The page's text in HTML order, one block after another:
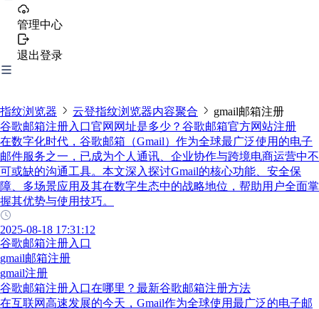
管理中心
退出登录
指纹浏览器 云登指纹浏览器内容聚合
gmail邮箱注册
谷歌邮箱注册入口官网网址是多少？谷歌邮箱官方网站注册
在数字化时代，谷歌邮箱（Gmail）作为全球最广泛使用的电子
邮件服务之一，已成为个人通讯、企业协作与跨境电商运营中不
可或缺的沟通工具。本文深入探讨Gmail的核心功能、安全保
障、多场景应用及其在数字生态中的战略地位，帮助用户全面掌
握其优势与使用技巧。
2025-08-18 17:31:12
谷歌邮箱注册入口
gmail邮箱注册
gmail注册
谷歌邮箱注册入口在哪里？最新谷歌邮箱注册方法
在互联网高速发展的今天，Gmail作为全球使用最广泛的电子邮